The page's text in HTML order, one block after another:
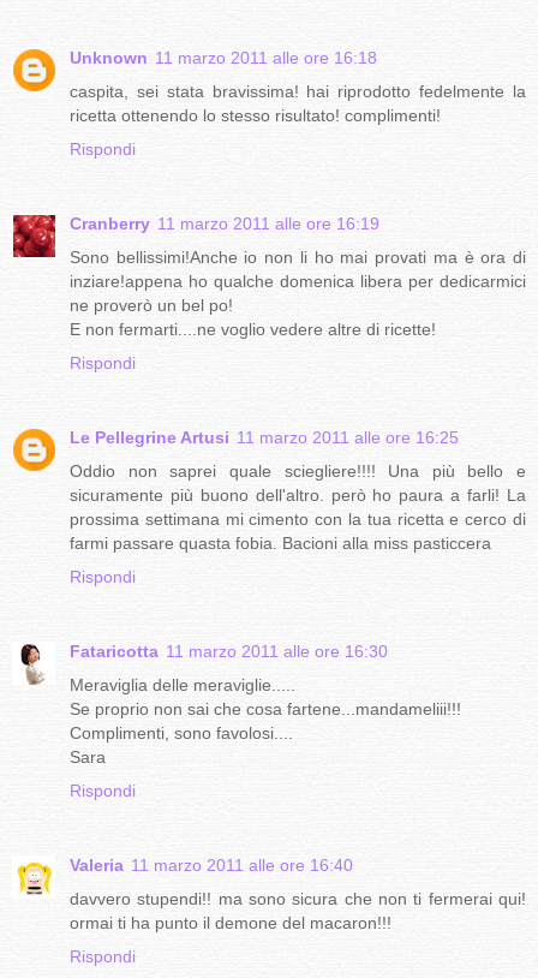
Unknown 11 marzo 2011 alle ore 16:18
caspita, sei stata bravissima! hai riprodotto fedelmente la
ricetta ottenendo lo stesso risultato! complimenti!
Rispondi
Cranberry 11 marzo 2011 alle ore 16:19
Sono bellissimi!Anche io non li ho mai provati ma è ora di
inziare!appena ho qualche domenica libera per dedicarmici
ne proverò un bel po!
E non fermarti....ne voglio vedere altre di ricette!
Rispondi
Le Pellegrine Artusi 11 marzo 2011 alle ore 16:25
Oddio non saprei quale sciegliere!!!! Una più bello e
sicuramente più buono dell'altro. però ho paura a farli! La
prossima settimana mi cimento con la tua ricetta e cerco di
farmi passare quasta fobia. Bacioni alla miss pasticcera
Rispondi
Fataricotta 11 marzo 2011 alle ore 16:30
Meraviglia delle meraviglie.....
Se proprio non sai che cosa fartene...mandameliii!!!
Complimenti, sono favolosi....
Sara
Rispondi
Valeria 11 marzo 2011 alle ore 16:40
davvero stupendi!! ma sono sicura che non ti fermerai qui!
ormai ti ha punto il demone del macaron!!!
Rispondi